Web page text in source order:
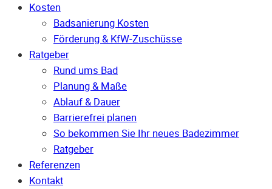
Kosten
Badsanierung Kosten
Förderung & KfW-Zuschüsse
Ratgeber
Rund ums Bad
Planung & Maße
Ablauf & Dauer
Barrierefrei planen
So bekommen Sie Ihr neues Badezimmer
Ratgeber
Referenzen
Kontakt